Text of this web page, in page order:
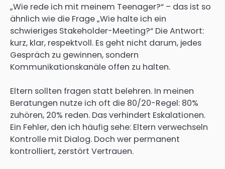
„Wie rede ich mit meinem Teenager?“ – das ist so
ähnlich wie die Frage „Wie halte ich ein
schwieriges Stakeholder-Meeting?“ Die Antwort:
kurz, klar, respektvoll. Es geht nicht darum, jedes
Gespräch zu gewinnen, sondern
Kommunikationskanäle offen zu halten.
Eltern sollten fragen statt belehren. In meinen
Beratungen nutze ich oft die 80/20-Regel: 80%
zuhören, 20% reden. Das verhindert Eskalationen.
Ein Fehler, den ich häufig sehe: Eltern verwechseln
Kontrolle mit Dialog. Doch wer permanent
kontrolliert, zerstört Vertrauen.